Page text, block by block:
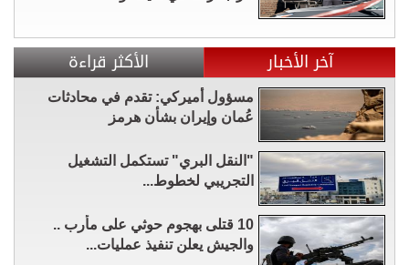
آخر الأخبار الأكثر قراءة
مسؤول أميركي: تقدم في محادثات
عُمان وإيران بشأن هرمز
"النقل البري" تستكمل التشغيل
التجريبي لخطوط...
10 قتلى بهجوم حوثي على مأرب ..
والجيش يعلن تنفيذ عمليات...